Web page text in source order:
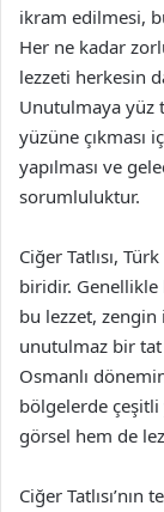
ikram edilmesi,
Her ne kadar
lezzeti herkesin
Unutulmaya yüz
yüzüne çıkması
yapılması ve
sorumluluktur.
Ciğer Tatlısı,
biridir. Genellikle
bu lezzet,
unutulmaz bir tat
Osmanlı
bölgelerde çeşitli
görsel hem de
Ciğer